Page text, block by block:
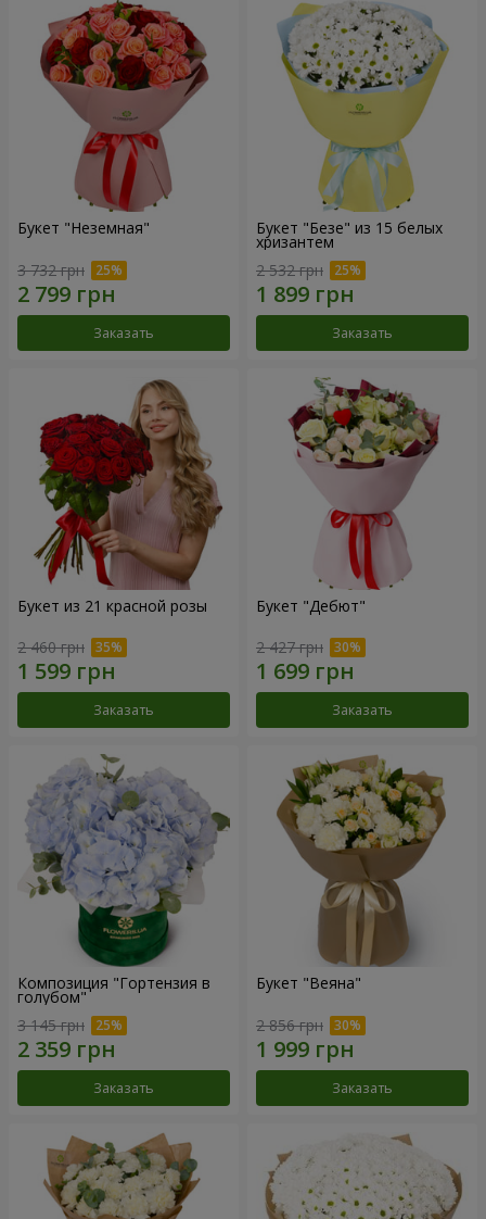
Букет "Неземная"
3 732 грн
Заказать
Букет "Безе" из 15 белых
хризантем
2 532 грн
Заказать
Букет из 21 красной розы
2 460 грн
Заказать
Букет "Дебют"
2 427 грн
Заказать
Композиция "Гортензия в
голубом"
3 145 грн
Заказать
Букет "Веяна"
2 856 грн
Заказать